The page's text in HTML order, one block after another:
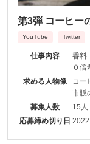
第3弾 コーヒー
る人、無名の良
YouTube Twitter
仕事内容
香料
０
とは
さん
求める人物像
コー
市販
こと
方。
フォ
募集人数
15人
応募締め切り日